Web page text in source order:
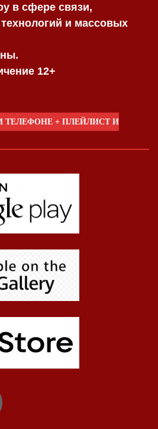
в сфере связи,
и массовых
12+
ТЕЛЕФОНЕ + ПЛЕЙЛИСТ И